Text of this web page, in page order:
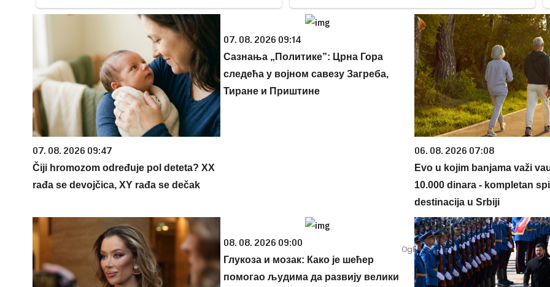
07. 08. 2026 09:47
Čiji hromozom određuje pol deteta? XX
rađa se devojčica, XY rađa se dečak
07. 08. 2026 09:14
Сазнања „Политике”: Црна Гора
следећа у војном савезу Загреба,
Тиране и Приштине
06. 08. 2026 07:08
Evo u kojim banjama važi
10.000 dinara - kompletan
destinacija u Srbiji
08. 08. 2026 09:00
Глукоза и мозак: Како је шећер
помогао људима да развију велики